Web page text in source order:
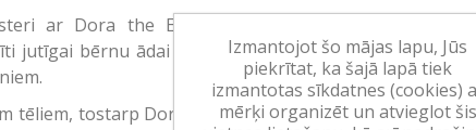
ar Dora the Explorer ir pieejami dažādos
jutīgai bērnu ādai - elastīgi, izturīgi, ūdens un
tēliem, tostarp Dora the Explorer un viņas draugiem,
Izmantojot šo mājas lapu, Jūs
piekrītat, ka šajā lapā tiek
izmantotas sīkdatnes (cookies)
mērķi organizēt un atvieglot šis